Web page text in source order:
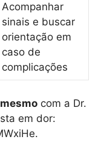
Acompanhar
sinais e buscar
orientação em
caso de
complicações
com a Dr.
em dor: